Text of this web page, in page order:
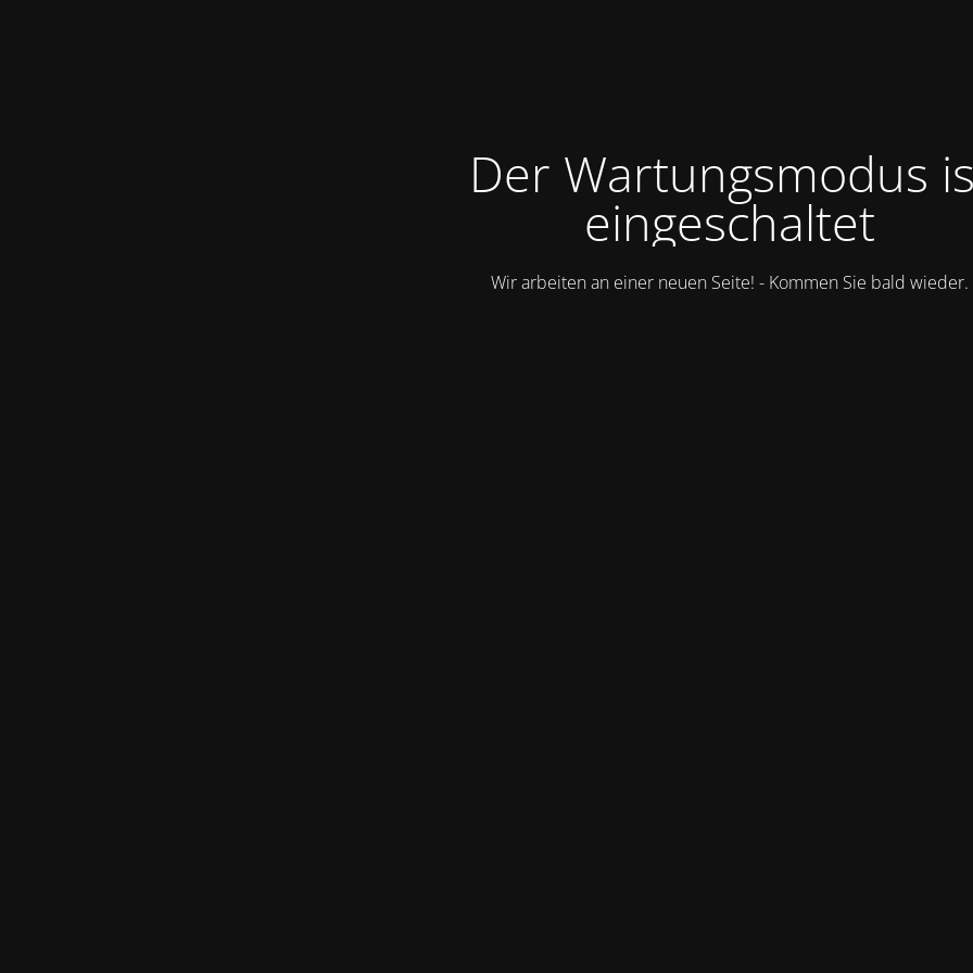
Der Wartungsmodus
eingeschaltet
Wir arbeiten an einer neuen Seite! - Kommen Sie bald wieder.